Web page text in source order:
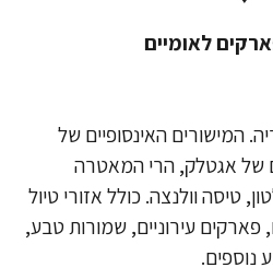
האינסופיים של
אגטלק, הרי המאטרה
וולנצה. כולל אזורי טיול
עירוניים, שמורות טבע,